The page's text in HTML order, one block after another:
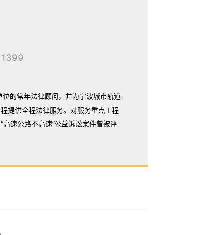
的常年法律顾问，并为宁波城市轨道
提供全程法律服务。对服务重点工程
速公路不高速”公益诉讼案件曾被评